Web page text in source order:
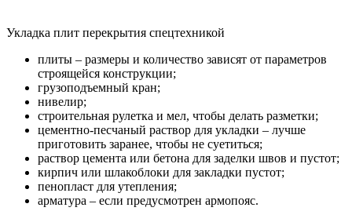
Укладка плит перекрытия спецтехникой
плиты – размеры и количество зависят от параметров
строящейся конструкции;
грузоподъемный кран;
нивелир;
строительная рулетка и мел, чтобы делать разметки;
цементно-песчаный раствор для укладки – лучше
приготовить заранее, чтобы не суетиться;
раствор цемента или бетона для заделки швов и пустот;
кирпич или шлакоблоки для закладки пустот;
пенопласт для утепления;
арматура – если предусмотрен армопояс.